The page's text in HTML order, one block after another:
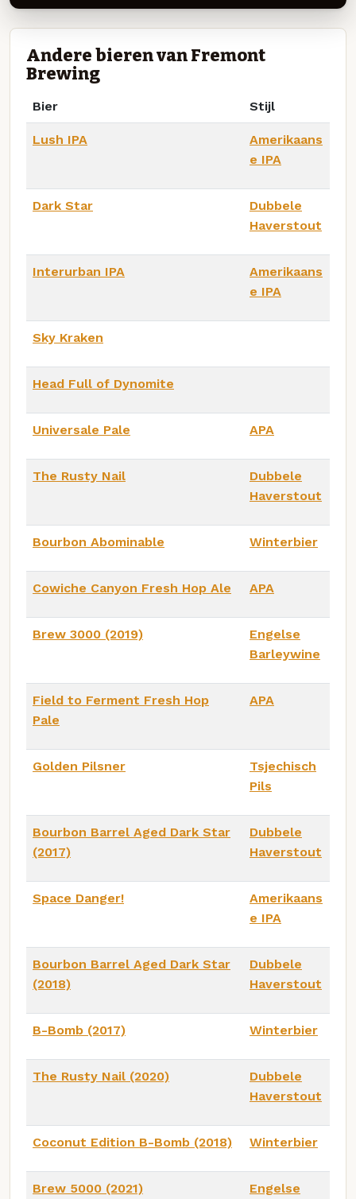
Andere bieren van Fremont
Brewing
Bier Stijl
Lush IPA
Amerikaans
e IPA
Dark Star
Dubbele
Haverstout
Interurban IPA
Amerikaans
e IPA
Sky Kraken
Head Full of Dynomite
Universale Pale APA
The Rusty Nail
Dubbele
Haverstout
Bourbon Abominable Winterbier
Cowiche Canyon Fresh Hop Ale APA
Brew 3000 (2019)
Engelse
Barleywine
Field to Ferment Fresh Hop
Pale
APA
Golden Pilsner
Tsjechisch
Pils
Bourbon Barrel Aged Dark Star
(2017)
Dubbele
Haverstout
Space Danger!
Amerikaans
e IPA
Bourbon Barrel Aged Dark Star
(2018)
Dubbele
Haverstout
B-Bomb (2017) Winterbier
The Rusty Nail (2020)
Dubbele
Haverstout
Coconut Edition B-Bomb (2018) Winterbier
Brew 5000 (2021)
Engelse